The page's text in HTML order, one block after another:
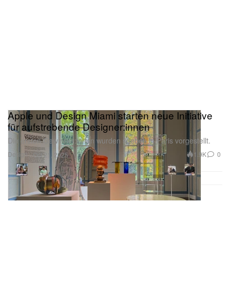
Design
Apple und Design Miami starten neue Initiative
für aufstrebende Designer:innen
Die ersten Gewinner:innen wurden soeben in Paris vorgestellt.
Oct 21, 2025 1.9K 0